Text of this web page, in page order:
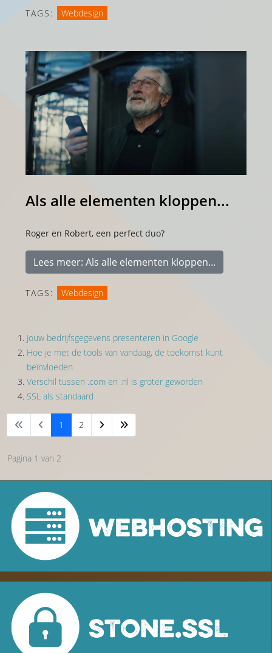
TAGS: Webdesign
Als alle elementen kloppen...
Roger en Robert, een perfect duo?
Lees meer: Als alle elementen kloppen...
TAGS: Webdesign
Jouw bedrijfsgegevens presenteren in Google
Hoe je met de tools van vandaag, de toekomst kunt
beïnvloeden
Verschil tussen .com en .nl is groter geworden
SSL als standaard
1 2
Pagina 1 van 2